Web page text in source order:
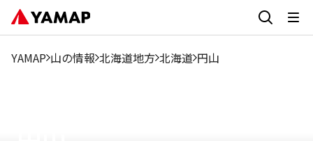
YAMAP 山の情報 北海道地方 北海道 円山
1月 2月 3月 8月
9月